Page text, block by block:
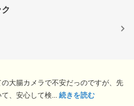
大腸カメラで不安だっのですが、先
、安心して検... 続きを読む